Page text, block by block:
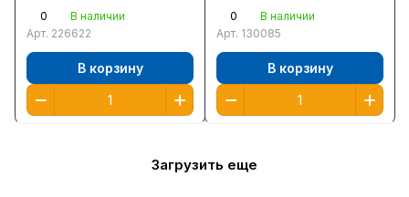
М8884/
0
В наличии
Арт. 226622
В корзину
терракот /С103Т/
0
В наличии
Арт. 130085
В корзину
Загрузить еще